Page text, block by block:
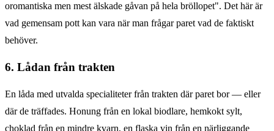
oromantiska men mest älskade gåvan på hela bröllopet". Det här är
vad gemensam pott kan vara när man frågar paret vad de faktiskt
behöver.
6. Lådan från trakten
En låda med utvalda specialiteter från trakten där paret bor — eller
där de träffades. Honung från en lokal biodlare, hemkokt sylt,
choklad från en mindre kvarn, en flaska vin från en närliggande